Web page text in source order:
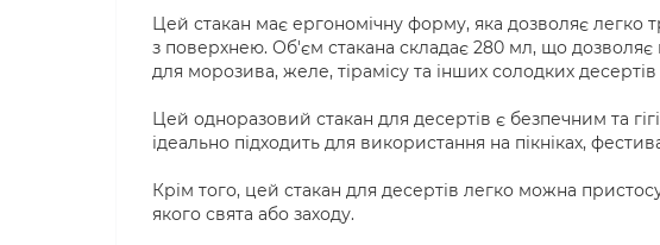
Цей стакан має ергономічну форму, яка дозволяє легко
з поверхнею. Об'єм стакана складає 280 мл, що
для морозива, желе, тірамісу та інших солодких десертів
Цей одноразовий стакан для десертів є безпечним та
ідеально підходить для використання на пікніках,
Крім того, цей стакан для десертів легко можна
якого свята або заходу.